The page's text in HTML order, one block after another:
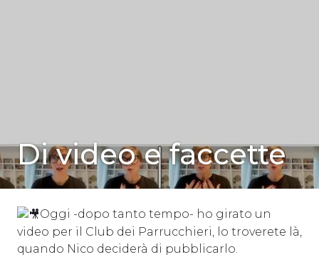
SENZA
CATEGORIA
Di video e faccette
Oggi -dopo tanto tempo- ho girato un
video per il Club dei Parrucchieri, lo troverete là,
quando Nico deciderà di pubblicarlo.